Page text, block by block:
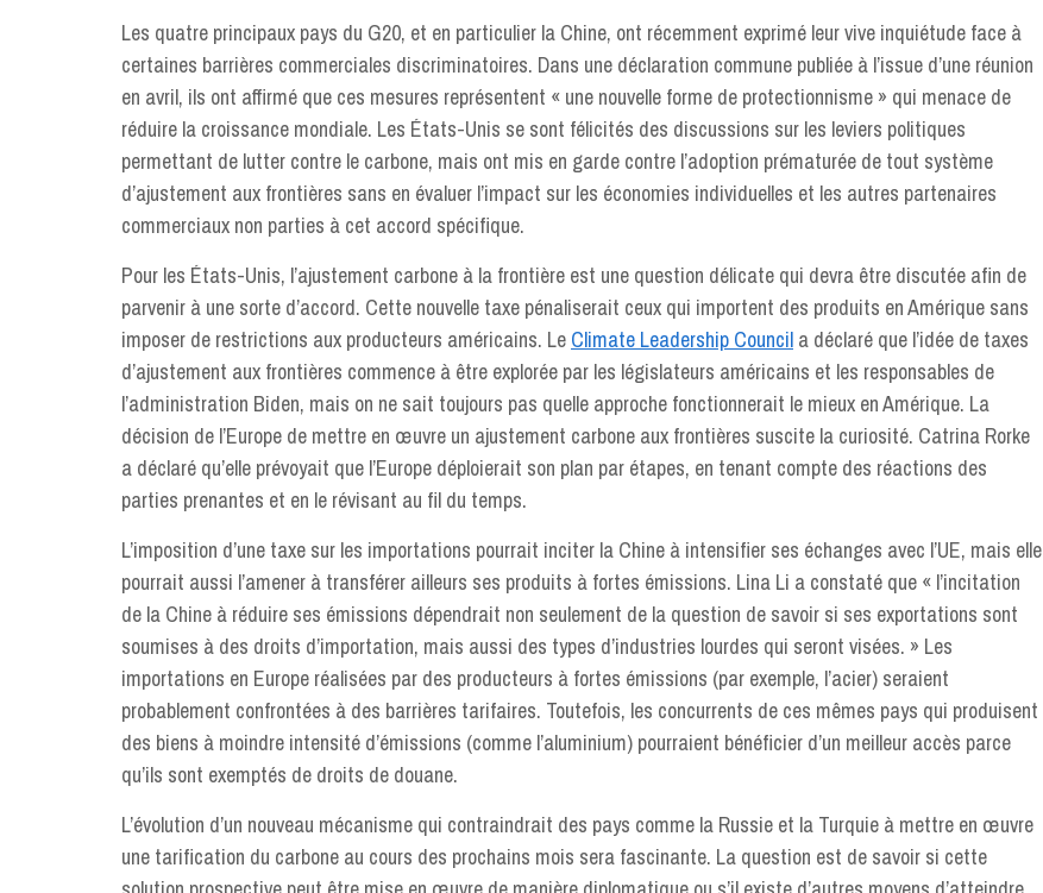
Les quatre principaux pays du G20, et en particulier la Chine, ont récemment exprimé leur vive inquiétude face à
certaines barrières commerciales discriminatoires. Dans une déclaration commune publiée à l’issue d’une réunion
en avril, ils ont affirmé que ces mesures représentent « une nouvelle forme de protectionnisme » qui menace de
réduire la croissance mondiale. Les États-Unis se sont félicités des discussions sur les leviers politiques
permettant de lutter contre le carbone, mais ont mis en garde contre l’adoption prématurée de tout système
d’ajustement aux frontières sans en évaluer l’impact sur les économies individuelles et les autres partenaires
commerciaux non parties à cet accord spécifique.
Pour les États-Unis, l’ajustement carbone à la frontière est une question délicate qui devra être discutée afin de
parvenir à une sorte d’accord. Cette nouvelle taxe pénaliserait ceux qui importent des produits en Amérique sans
imposer de restrictions aux producteurs américains. Le Climate Leadership Council a déclaré que l’idée de taxes
d’ajustement aux frontières commence à être explorée par les législateurs américains et les responsables de
l’administration Biden, mais on ne sait toujours pas quelle approche fonctionnerait le mieux en Amérique. La
décision de l’Europe de mettre en œuvre un ajustement carbone aux frontières suscite la curiosité. Catrina Rorke
a déclaré qu’elle prévoyait que l’Europe déploierait son plan par étapes, en tenant compte des réactions des
parties prenantes et en le révisant au fil du temps.
L’imposition d’une taxe sur les importations pourrait inciter la Chine à intensifier ses échanges avec l’UE, mais elle
pourrait aussi l’amener à transférer ailleurs ses produits à fortes émissions. Lina Li a constaté que « l’incitation
de la Chine à réduire ses émissions dépendrait non seulement de la question de savoir si ses exportations sont
soumises à des droits d’importation, mais aussi des types d’industries lourdes qui seront visées. » Les
importations en Europe réalisées par des producteurs à fortes émissions (par exemple, l’acier) seraient
probablement confrontées à des barrières tarifaires. Toutefois, les concurrents de ces mêmes pays qui produisent
des biens à moindre intensité d’émissions (comme l’aluminium) pourraient bénéficier d’un meilleur accès parce
qu’ils sont exemptés de droits de douane.
L’évolution d’un nouveau mécanisme qui contraindrait des pays comme la Russie et la Turquie à mettre en œuvre
une tarification du carbone au cours des prochains mois sera fascinante. La question est de savoir si cette